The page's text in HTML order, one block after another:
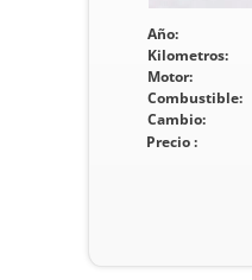
Año:
Kilometros:
Motor:
Combustible:
Cambio:
Precio :